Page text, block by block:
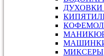
МИКСЕРЫ